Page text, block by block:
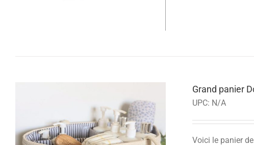
Grand panier
UPC: N/A
Voici le panier